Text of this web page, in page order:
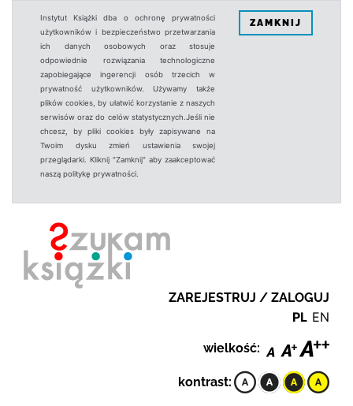
Instytut Książki dba o ochronę prywatności
użytkowników i bezpieczeństwo przetwarzania
ich danych osobowych oraz stosuje
odpowiednie rozwiązania technologiczne
zapobiegające ingerencji osób trzecich w
prywatność użytkowników. Używamy także
plików cookies, by ułatwić korzystanie z naszych
serwisów oraz do celów statystycznych.Jeśli nie
chcesz, by pliki cookies były zapisywane na
Twoim dysku zmień ustawienia swojej
przeglądarki. Kliknij "Zamknij" aby zaakceptować
naszą politykę prywatności.
ZAMKNIJ
ZAREJESTRUJ / ZALOGUJ
PL EN
wielkość:
kontrast: